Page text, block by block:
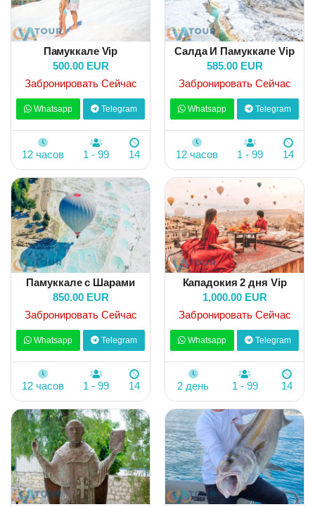
Памуккале Vip
500.00 EUR
Забронировать Сейчас
Whatsapp Telegram
12 часов 1 - 99 14
Салда И Памуккале Vip
585.00 EUR
Забронировать Сейчас
Whatsapp Telegram
12 часов 1 - 99 14
Памуккале с Шарами
850.00 EUR
Забронировать Сейчас
Whatsapp Telegram
12 часов 1 - 99 14
Кападокия 2 дня Vip
1,000.00 EUR
Забронировать Сейчас
Whatsapp Telegram
2 день 1 - 99 14